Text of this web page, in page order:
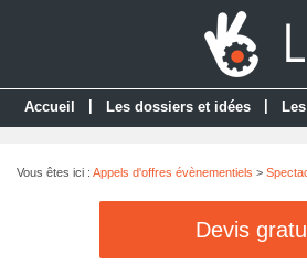
Accueil Les dossiers et idées
Vous êtes ici : Appels d'offres évènementiels >
Devis